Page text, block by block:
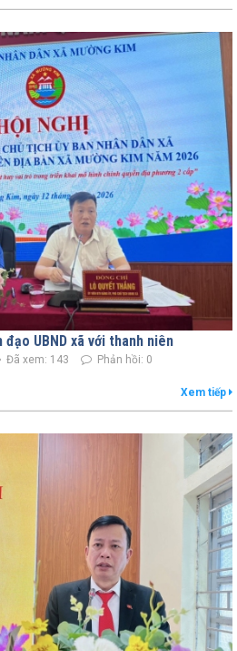
UBND xã với thanh niên
Đã xem: 143 Phản hồi: 0
Xem tiếp